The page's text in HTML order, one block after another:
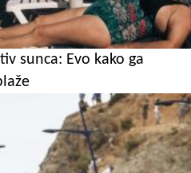
sunca: Evo kako ga